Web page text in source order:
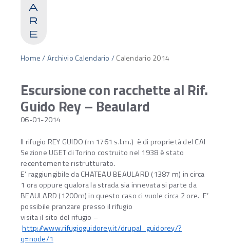
a
r
e
Home/Archivio Calendario /Calendario 2014
Escursione con racchette al Rif.
Guido Rey – Beaulard
06-01-2014
Il rifugio REY GUIDO (m 1761 s.l.m.) è di proprietà del CAI
Sezione UGET di Torino costruito nel 1938 è stato
recentemente ristrutturato.
E’ raggiungibile da CHATEAU BEAULARD (1387 m) in circa
1 ora oppure qualora la strada sia innevata si parte da
BEAULARD (1200m) in questo caso ci vuole circa 2 ore. E’
possibile pranzare presso il rifugio
visita il sito del rifugio –
http://www.rifugioguidorey.it/drupal_guidorey/?
q=node/1